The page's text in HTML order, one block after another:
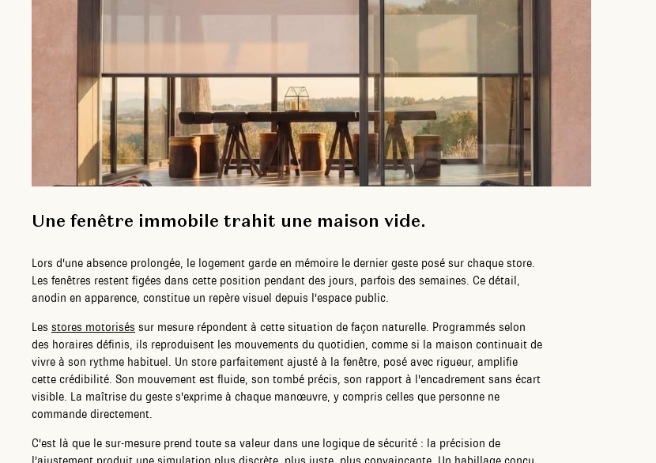
Une fenêtre immobile trahit une maison vide.
Lors d'une absence prolongée, le logement garde en mémoire le dernier geste posé sur chaque store.
Les fenêtres restent figées dans cette position pendant des jours, parfois des semaines. Ce détail,
anodin en apparence, constitue un repère visuel depuis l'espace public.
Les stores motorisés sur mesure répondent à cette situation de façon naturelle. Programmés selon
des horaires définis, ils reproduisent les mouvements du quotidien, comme si la maison continuait de
vivre à son rythme habituel. Un store parfaitement ajusté à la fenêtre, posé avec rigueur, amplifie
cette crédibilité. Son mouvement est fluide, son tombé précis, son rapport à l'encadrement sans écart
visible. La maîtrise du geste s'exprime à chaque manœuvre, y compris celles que personne ne
commande directement.
C'est là que le sur-mesure prend toute sa valeur dans une logique de sécurité : la précision de